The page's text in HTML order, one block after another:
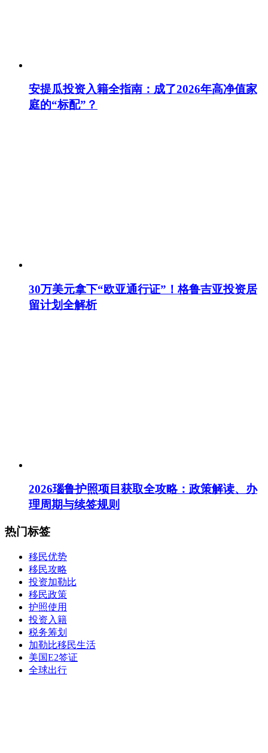
安提瓜投资入籍全指南：成了2026年高净值家
庭的“标配”？
30万美元拿下“欧亚通行证”！格鲁吉亚投资居
留计划全解析
2026瑙鲁护照项目获取全攻略：政策解读、办
理周期与续签规则
热门标签
移民优势
移民攻略
投资加勒比
移民政策
护照使用
投资入籍
税务筹划
加勒比移民生活
美国E2签证
全球出行